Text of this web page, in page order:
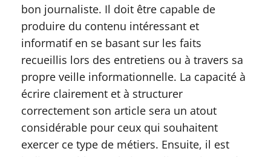
bon journaliste. Il doit être capable de
produire du contenu intéressant et
informatif en se basant sur les faits
recueillis lors des entretiens ou à travers sa
propre veille informationnelle. La capacité à
écrire clairement et à structurer
correctement son article sera un atout
considérable pour ceux qui souhaitent
exercer ce type de métiers. Ensuite, il est